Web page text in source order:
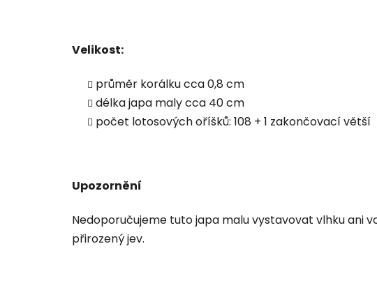
Velikost:
průměr korálku cca 0,8 cm
délka japa maly cca 40 cm
počet lotosových oříšků: 108 + 1 zakončovací větší
Upozornění
Nedoporučujeme tuto japa malu vystavovat vlhku ani
přirozený jev.